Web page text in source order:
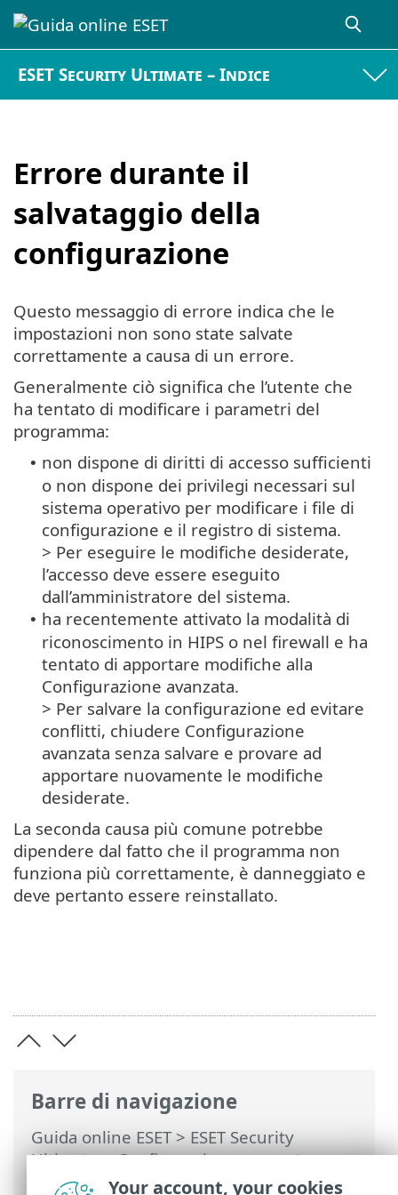
ESET Security Ultimate – Indice
Errore durante il
salvataggio della
configurazione
Barre di navigazione
Guida online ESET>ESET Security
Ultimate>Configurazione avanzata>
Ripristina impostazioni della
Questo messaggio di errore indica che le
impostazioni non sono state salvate
correttamente a causa di un errore.
Generalmente ciò significa che l’utente che
ha tentato di modificare i parametri del
programma:
• non dispone di diritti di accesso sufficienti
o non dispone dei privilegi necessari sul
sistema operativo per modificare i file di
configurazione e il registro di sistema.
> Per eseguire le modifiche desiderate,
l’accesso deve essere eseguito
dall’amministratore del sistema.
• ha recentemente attivato la modalità di
riconoscimento in HIPS o nel firewall e ha
tentato di apportare modifiche alla
Configurazione avanzata.
> Per salvare la configurazione ed evitare
conflitti, chiudere Configurazione
avanzata senza salvare e provare ad
apportare nuovamente le modifiche
desiderate.
La seconda causa più comune potrebbe
dipendere dal fatto che il programma non
funziona più correttamente, è danneggiato e
deve pertanto essere reinstallato.
Your account, your cookies